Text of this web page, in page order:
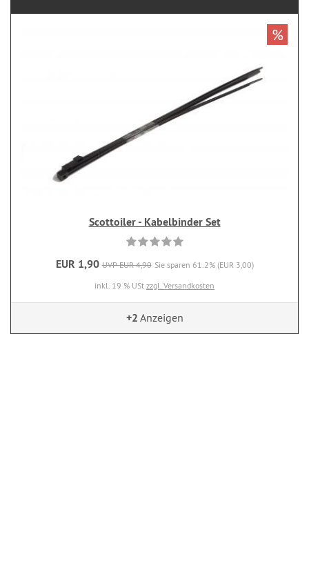
Scottoiler - Kabelbinder Set
EUR 1,90 UVP EUR 4,90 Sie sparen 61.2% (EUR 3,00)
inkl. 19 % USt zzgl. Versandkosten
%
+2 Anzeigen